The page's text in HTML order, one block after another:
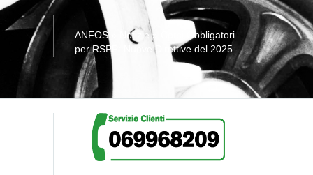
ANFOS» Notizie» Corsi Obbligatori
per RSPP: Nuove Direttive del 2025